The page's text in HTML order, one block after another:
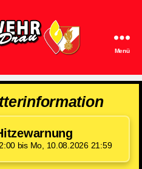
Spittal/Drau
Menü
bis Mo, 10.08.2026 21:59